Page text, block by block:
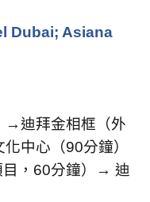
Dubai; Asiana
→迪拜金相框（外
中心（90分鐘）
， 60分鐘）→ 迪